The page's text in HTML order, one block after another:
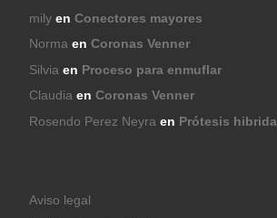
milyen Conectores mayores
Normaen Coronas Venner
Silvia en Proceso para enmuflar
Claudiaen Coronas Venner
Rosendo Perez Neyra en Prótesis hibrida
Aviso legal